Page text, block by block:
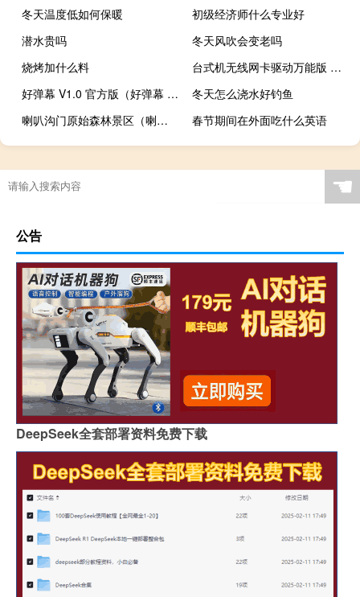
冬天温度低如何保暖
初级经济师什么专业好
潜水贵吗
冬天风吹会变老吗
烧烤加什么料
台式机无线网卡驱动万能版 Win7 最新免费版（台式机无线网卡驱动万能版 Win7 最新免费版功能简介）
好弹幕 V1.0 官方版（好弹幕 V1.0 官方版功能简介）
冬天怎么浇水好钓鱼
喇叭沟门原始森林景区（喇叭沟原始森林风景区的评价）
春节期间在外面吃什么英语
☚
公告
DeepSeek全套部署资料免费下载